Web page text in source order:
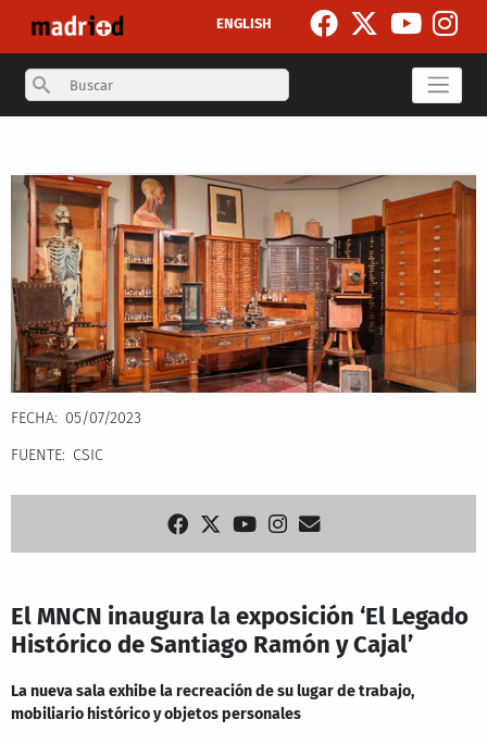
ENGLISH
Search
FECHA
05/07/2023
FUENTE
CSIC
El MNCN inaugura la exposición ‘El Legado
Histórico de Santiago Ramón y Cajal’
La nueva sala exhibe la recreación de su lugar de trabajo,
mobiliario histórico y objetos personales